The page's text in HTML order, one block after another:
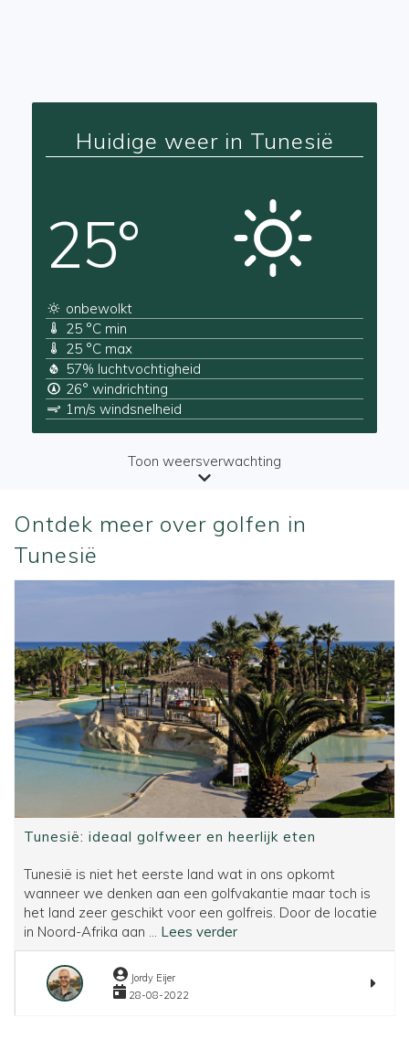
Huidige weer in Tunesië
25°
onbewolkt
25 °C min
25 °C max
57% luchtvochtigheid
26° windrichting
1m/s windsnelheid
Toon weersverwachting
Ontdek meer over golfen in
Tunesië
Tunesië: ideaal golfweer en heerlijk eten
Tunesië is niet het eerste land wat in ons opkomt
wanneer we denken aan een golfvakantie maar toch is
het land zeer geschikt voor een golfreis. Door de locatie
in Noord-Afrika aan ... Lees verderTunesië:
ideaal
Jordy Eijer
28-08-2022